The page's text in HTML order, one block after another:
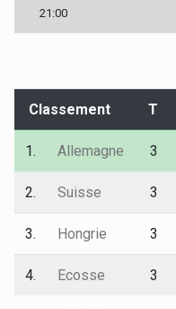
21:00
Classement T
1. Allemagne 3
2. Suisse 3
3. Hongrie 3
4. Ecosse 3